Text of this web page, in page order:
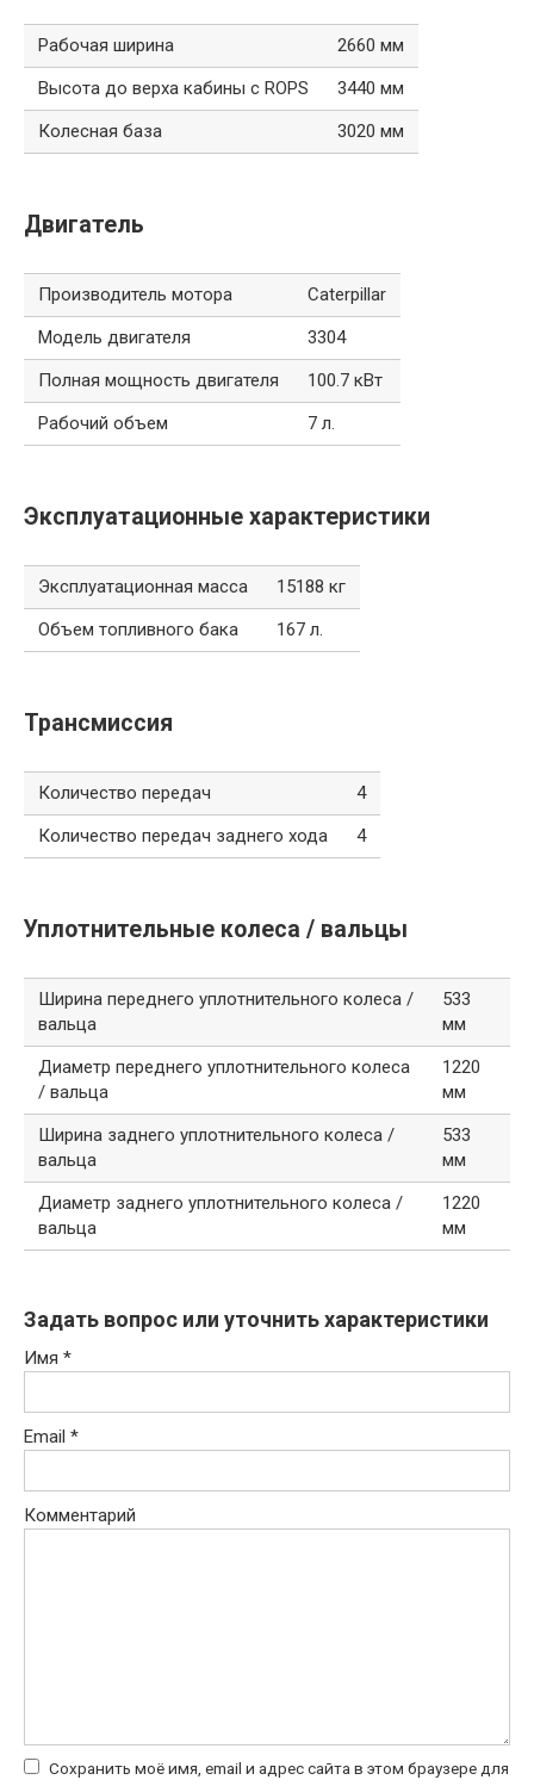
Рабочая ширина
2660 мм
Высота до верха кабины с ROPS
3440 мм
Колесная база
3020 мм
Двигатель
Производитель мотора
Caterpillar
Модель двигателя
3304
Полная мощность двигателя
100.7 кВт
Рабочий объем
7 л.
Эксплуатационные характеристики
Эксплуатационная масса
15188 кг
Объем топливного бака
167 л.
Трансмиссия
Количество передач
4
Количество передач заднего хода
4
Уплотнительные колеса / вальцы
Ширина переднего уплотнительного колеса /
вальца
533
мм
Диаметр переднего уплотнительного колеса
/ вальца
1220
мм
Ширина заднего уплотнительного колеса /
вальца
533
мм
Диаметр заднего уплотнительного колеса /
вальца
1220
мм
Задать вопрос или уточнить характеристики
Имя *
Email *
Комментарий
Сохранить моё имя, email и адрес сайта в этом браузере для